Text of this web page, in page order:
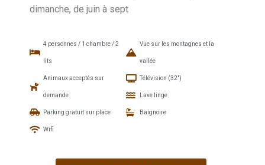
dimanche, de juin à sept
4 personnes / 1 chambre / 2
lits
Animaux acceptés sur
demande
Parking gratuit sur place
Wifi
Vue sur les montagnes et la
vallée
Télévision (32")
Lave linge
Baignoire